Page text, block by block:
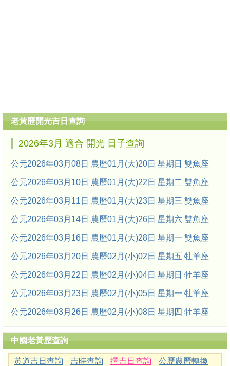
老黃歷開光吉日查詢
2026年3月 適合 開光 日子查詢
公元2026年03月08日 農歷01月(大)20日 星期日 雙魚座
公元2026年03月10日 農歷01月(大)22日 星期二 雙魚座
公元2026年03月11日 農歷01月(大)23日 星期三 雙魚座
公元2026年03月14日 農歷01月(大)26日 星期六 雙魚座
公元2026年03月16日 農歷01月(大)28日 星期一 雙魚座
公元2026年03月20日 農歷02月(小)02日 星期五 牡羊座
公元2026年03月22日 農歷02月(小)04日 星期日 牡羊座
公元2026年03月23日 農歷02月(小)05日 星期一 牡羊座
公元2026年03月26日 農歷02月(小)08日 星期四 牡羊座
中國老黃歷查詢
黃道吉日查詢 吉時查詢 擇吉日查詢
公歷農曆轉換